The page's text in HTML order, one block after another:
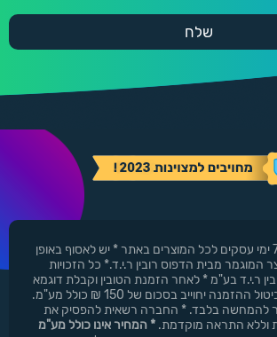
* זמן הכנה - עד 7 ימי עסקים לכל המוצרים באתר * יש לאסוף באופן
המוגמר מבית הדפוס רובין ר.י.ד.* כל הזכויות
ר.י.ד בע"מ * לאחר הזמנת הטובין וקבלת דוגמא
גרפית ( סקיצה ). ביטול ההזמנה יחוייב בסכום של 150 ₪ כולל מע"מ.
להמחשה בלבד. * החברה רשאית להפסיק את
וללא התראה מוקדמת. * המחיר אינו כולל מע"מ